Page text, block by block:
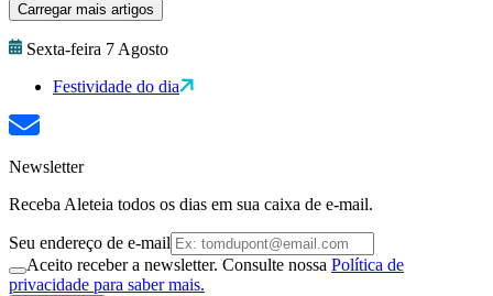
Carregar mais artigos
Sexta-feira 7 Agosto
Festividade do dia
Newsletter
Receba Aleteia todos os dias em sua caixa de e-mail.
Seu endereço de e-mail
Aceito receber a newsletter. Consulte nossa Política de
privacidade para saber mais.